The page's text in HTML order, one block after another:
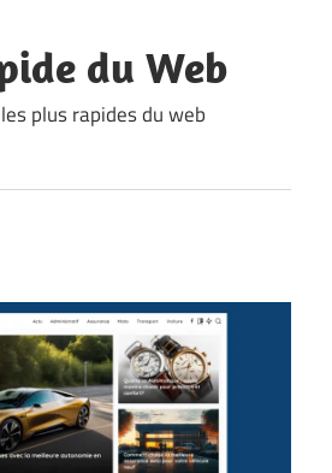
du Web
plus rapides du web